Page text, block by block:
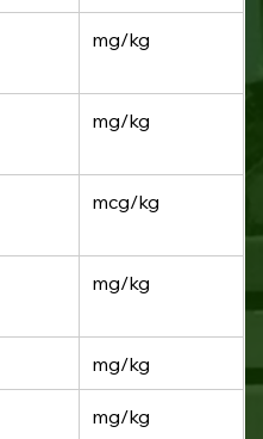
mg/kg
mg/kg
mcg/kg
mg/kg
mg/kg
mg/kg